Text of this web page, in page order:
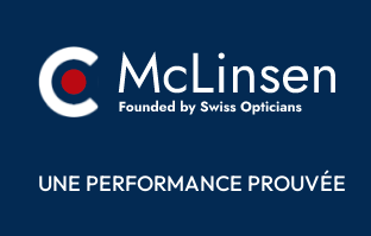
UNE PERFORMANCE PROUVÉE